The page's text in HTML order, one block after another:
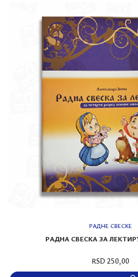
РАДНЕ СВЕСКЕ
РАДНА СВЕСКА ЗА
RSD 250,00